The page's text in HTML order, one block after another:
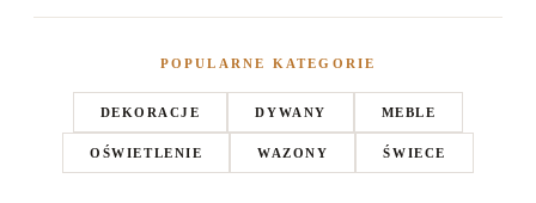
POPULARNE KATEGORIE
DEKORACJE DYWANY MEBLE
OŚWIETLENIE WAZONY ŚWIECE